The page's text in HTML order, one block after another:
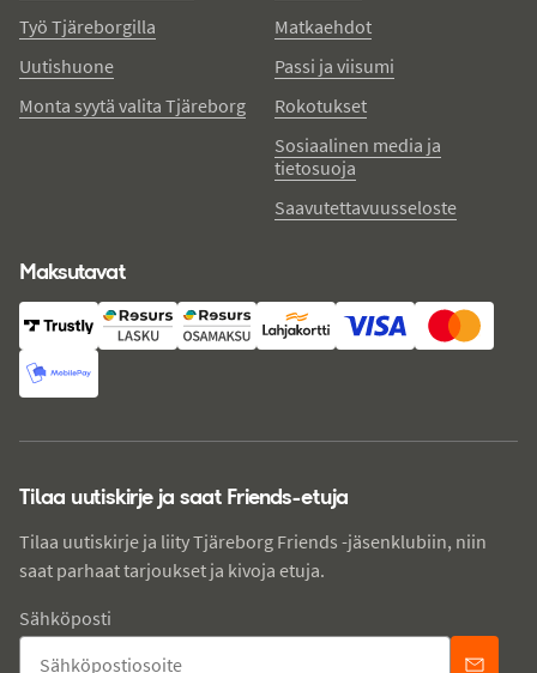
Työ Tjäreborgilla
Uutishuone
Monta syytä valita Tjäreborg
Matkaehdot
Passi ja viisumi
Rokotukset
Sosiaalinen media ja
tietosuoja
Saavutettavuusseloste
Maksutavat
Tilaa uutiskirje ja saat Friends-etuja
Tilaa uutiskirje ja liity Tjäreborg Friends -jäsenklubiin, niin
saat parhaat tarjoukset ja kivoja etuja.
Sähköposti